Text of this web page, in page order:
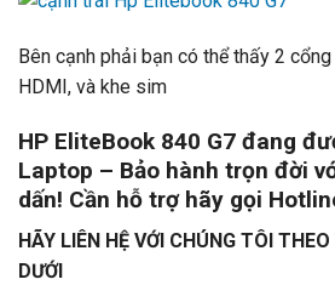
Bên cạnh phải bạn có thể thấy 2
HDMI, và khe sim
HP EliteBook 840 G7 đang
Laptop – Bảo hành trọn đời
dấn! Cần hỗ trợ hãy gọi
HÃY LIÊN HỆ VỚI CHÚNG TÔI
DƯỚI